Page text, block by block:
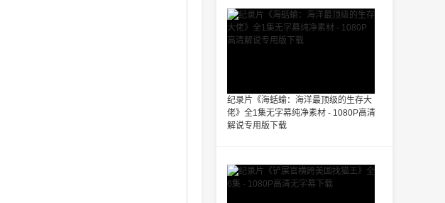
纪录片《海蛞蝓：海洋最顶级的生存大
佬》全1集无字幕纯净素材 - 1080P高清
解说专用版下载